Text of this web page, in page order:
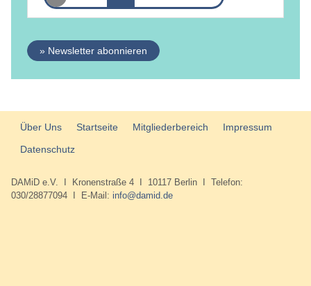
» Newsletter abonnieren
Über Uns Startseite Mitgliederbereich
Impressum
Datenschutz
DAMiD e.V. I Kronenstraße 4 I 10117 Berlin I Telefon:
030/28877094 I E-Mail: info@damid.de